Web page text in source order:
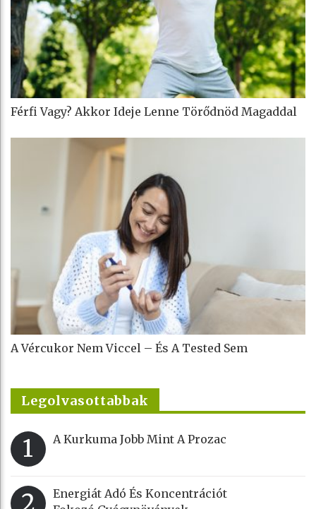
Férfi Vagy? Akkor Ideje Lenne Törődnöd Magaddal
A Vércukor Nem Viccel – És A Tested Sem
Legolvasottabbak
1 A Kurkuma Jobb Mint A Prozac
2
Energiát Adó És Koncentrációt